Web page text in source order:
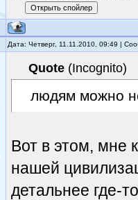
Дата: Четверг, 11.11.2010, 09:49 |
Quote (Incognito)
людям можно
Вот в этом, мне
нашей
детальнее где-